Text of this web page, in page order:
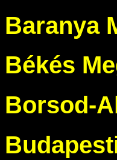
Baranya
Békés
Borsod-